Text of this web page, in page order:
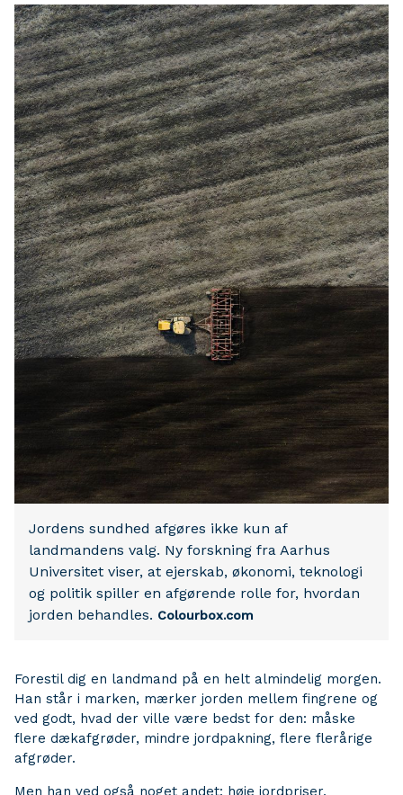
Jordens sundhed afgøres ikke kun af
landmandens valg. Ny forskning fra Aarhus
Universitet viser, at ejerskab, økonomi, teknologi
og politik spiller en afgørende rolle for, hvordan
jorden behandles. Colourbox.com
Forestil dig en landmand på en helt almindelig morgen.
Han står i marken, mærker jorden mellem fingrene og
ved godt, hvad der ville være bedst for den: måske
flere dækafgrøder, mindre jordpakning, flere flerårige
afgrøder.
Men han ved også noget andet: høje jordpriser,